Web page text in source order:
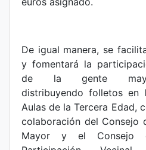
De igual manera, se
y fomentará la
de la gente
distribuyendo folletos en
Aulas de la Tercera Edad,
colaboración del Consejo
Mayor y el Consejo